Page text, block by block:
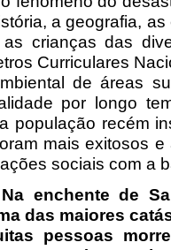
a geografia,
crianças das
Curriculares
de áreas
por longo
população recém
mais exitosos
sociais com a
enchente de
das maiores
pessoas